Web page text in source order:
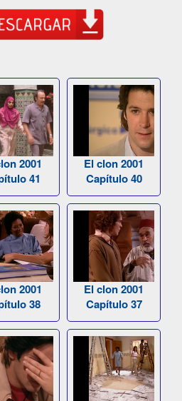
2001
41
El clon 2001
Capítulo 40
2001
38
El clon 2001
Capítulo 37